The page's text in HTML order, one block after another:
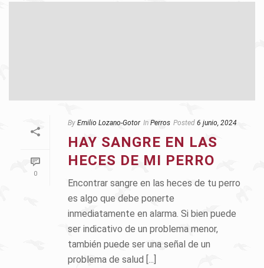
0
By Emilio Lozano-Gotor In Perros Posted 6 junio, 2024
HAY SANGRE EN LAS
HECES DE MI PERRO
Encontrar sangre en las heces de tu perro
es algo que debe ponerte
inmediatamente en alarma. Si bien puede
ser indicativo de un problema menor,
también puede ser una señal de un
problema de salud [...]